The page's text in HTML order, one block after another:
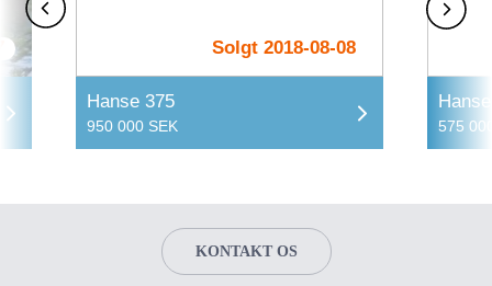
Solgt 2018-08-08
Hanse 375
950 000 SEK 575
KONTAKT OS